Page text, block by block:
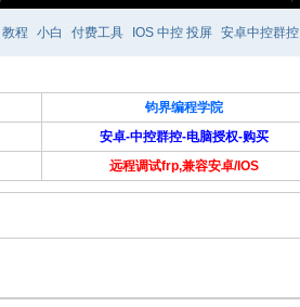
教程 小白 付费工具 IOS 中控 投屏 安卓中控群控
钧界编程学院
安卓-中控群控-电脑授权-购买
远程调试frp,兼容安卓/IOS